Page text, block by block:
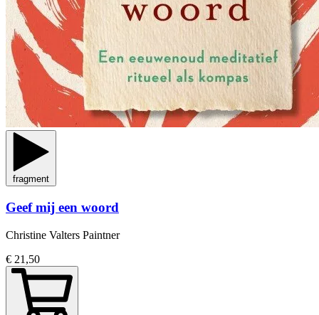
fragment
Geef mij een woord
Christine Valters Paintner
€ 21,50